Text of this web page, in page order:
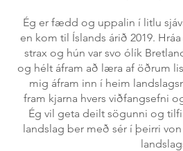
Ég er fædd og uppalin í litlu
en kom til Íslands árið 2019.
strax og hún var svo ólík
og hélt áfram að læra af öðrum
mig áfram inn í heim
fram kjarna hvers viðfangsefni
Ég vil geta deilt sögunni og
landslag ber með sér í þeirri